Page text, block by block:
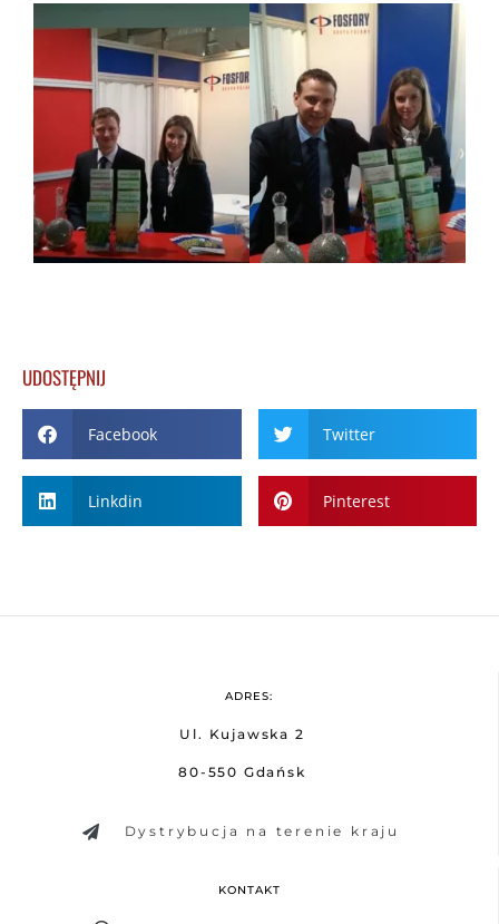
UDOSTĘPNIJ
Facebook Twitter
Linkdin Pinterest
ADRES:
Ul. Kujawska 2
80-550 Gdańsk
Dystrybucja na terenie kraju
KONTAKT